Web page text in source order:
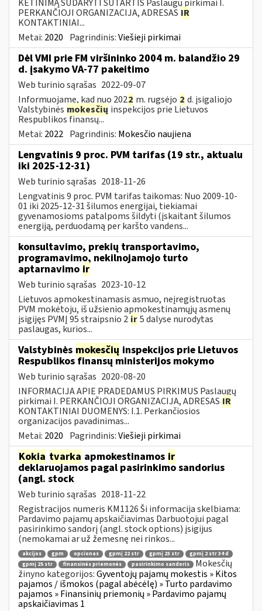
KETINIMĄ SUDARYTI SUTARTIS Paslaugų pirkimai I.
PERKANČIOJI ORGANIZACIJA, ADRESAS IR
KONTAKTINIAI...
Metai: 2020 Pagrindinis:Viešieji pirkimai
Dėl VMI prie FM viršininko 2004 m. balandžio 29
d. įsakymo VA-77 pakeitimo
Web turinio sąrašas 2022-09-07
Informuojame, kad nuo 2022 m. rugsėjo 2 d. įsigaliojo
Valstybinės mokesčių inspekcijos prie Lietuvos
Respublikos finansų...
Metai: 2022 Pagrindinis: Mokesčio naujiena
Lengvatinis 9 proc. PVM tarifas (19 str., aktualu
iki 2025-12-31)
Web turinio sąrašas 2018-11-26
Lengvatinis 9 proc. PVM tarifas taikomas: Nuo 2009-10-
01 iki 2025-12-31 šilumos energijai, tiekiamai
gyvenamosioms patalpoms šildyti (įskaitant šilumos
energiją, perduodamą per karšto vandens...
konsultavimo, prekių transportavimo,
programavimo, nekilnojamojo turto
aptarnavimo ir
Web turinio sąrašas 2023-10-12
Lietuvos apmokestinamasis asmuo, neįregistruotas
PVM mokėtoju, iš užsienio apmokestinamųjų asmenų
įsigijęs PVMĮ 95 straipsnio 2 ir5 dalyse nurodytas
paslaugas, kurios...
Valstybinės mokesčių inspekcijos prie Lietuvos
Respublikos finansų ministerijos mokymo
Web turinio sąrašas 2020-08-20
INFORMACIJA APIE PRADEDAMUS PIRKIMUS Paslaugų
pirkimai I. PERKANČIOJI ORGANIZACIJA, ADRESAS IR
KONTAKTINIAI DUOMENYS: I.1. Perkančiosios
organizacijos pavadinimas...
Metai: 2020 Pagrindinis:Viešieji pirkimai
Kokia tvarka apmokestinamos ir
deklaruojamos pagal pasirinkimo sandorius
(angl. stock
Web turinio sąrašas 2018-11-22
Registracijos numeris KM1126 Ši informacija skelbiama:
Pardavimo pajamų apskaičiavimas Darbuotojui pagal
pasirinkimo sandorį (angl. stock options) įsigijus
(nemokamai ar už žemesnę nei rinkos...
akcijos gpm opcionas gpmį 22 str gpmį 23 str
gpmį 2 str 34 d
gpmį 25 str
finansinės priemonės pasirinkimo sandoris
Mokesčių
žinyno kategorijos:Gyventojų pajamų mokestis » Kitos
pajamos / išmokos (pagal abėcėlę) » Turto pardavimo
pajamos » Finansinių priemonių » Pardavimo pajamų
apskaičiavimas 1